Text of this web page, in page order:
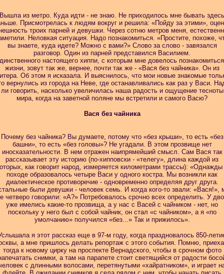
Вышла из метро. Куда идти - не знаю. Не приходилось мне бывать здесь
Присмотрелась к людям вокруг и решила: «Пойду за этими»,
троих парней и девушки. Через сотню метров меня,
Неловкая ситуация. Надо познакомиться. «Простите, похоже,
вы знаете, куда идете? Можно с вами?» Слово за слово - завязался
разговор. Один из парней представился Василием.
настоящего хиппи, с которым мне довелось
жизни, зовут так же, вернее, почти так же - «Вася без чайника». Он из
Об этом я исказала. И выяснилось, что мои новые знакомые
вернулись из города на Неве, где останавливались как раз у Васи.
ли говорить, насколько увеличилась наша радость и ощущение тесноты
мира, когда на заветной поляне мы встретили и самого Васю?
Вася без чайника
Почему без чайника? Вы думаете, потому что «без крыши», то есть «без
башни», то есть «без головы»? Не угадали. В этом прозвище нет
иносказательности. В нем отражен наипрямейший смысл. Сам Вася так
рассказывает эту историю (по-хипповски - «телегу», длина каждой из
как говорит народ, измеряется километрами трассы): «Однажды
походе образовалось четыре Васи у одного костра. Мы возникли как
диалектическое противоречие - одновременно определяя друг друга.
были девушки - человек семь. И когда кого-то звали: «Вася!»,
четверо говорили: «А?» Потребовалось срочно всех определить. У
уже имелись какие-то прозвища, а у нас с Васей с чайником - нет, но
поскольку у него был с собой чайник, он стал «с чайником», а я «по
умолчанию» получился «без...» Так и прижилось».
я этот рассказ еще в 97-м году, когда праздновалось 850-
а мне пришлось делать репортаж с этого события. Помню,
тогда к новому цирку на проспекте Вернадского, чтобы в срочном фото
снимки, а там на парапете стоит светящийся от радости
с длинными волосами, перетянутыми «хайратником», и играет